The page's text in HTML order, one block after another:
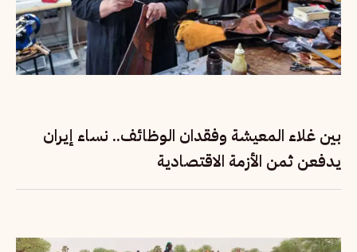
بين غلاء المعيشة وفقدان الوظائف.. نساء إيران
يدفعن ثمن الأزمة الاقتصادية